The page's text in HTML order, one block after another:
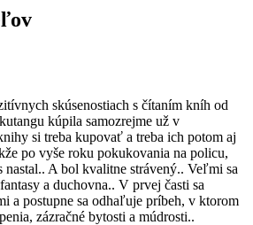
skúsenostiach s čítaním kníh od
kúpila samozrejme už v
si treba kupovať a treba ich potom aj
po vyše roku pokukovania na policu,
nastal.. A bol kvalitne strávený.. Veľmi sa
a duchovna.. V prvej časti sa
a postupne sa odhaľuje príbeh, v ktorom
zázračné bytosti a múdrosti..